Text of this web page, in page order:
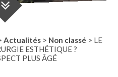
Actualités > Non classé > LE
ESTHÉTIQUE ?
PLUS ÂGÉ